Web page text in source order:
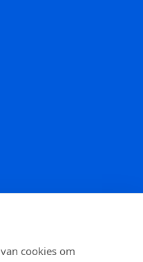
cookies om